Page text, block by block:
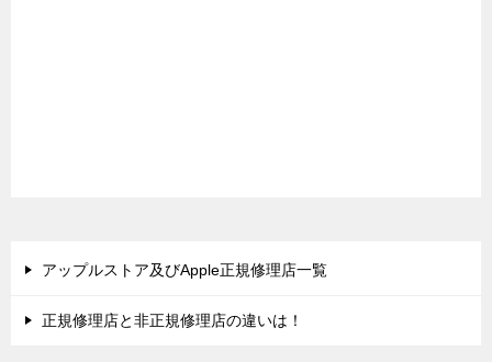
アップルストア及びApple正規修理店一覧
正規修理店と非正規修理店の違いは！